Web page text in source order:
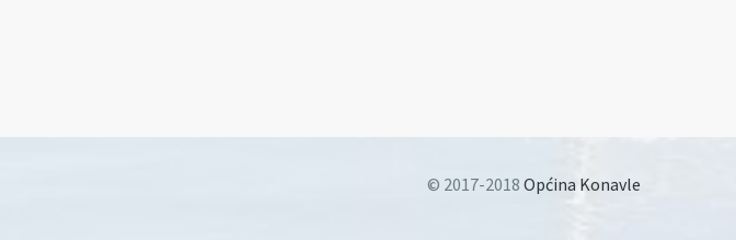
© 2017-2018 Općina Konavle